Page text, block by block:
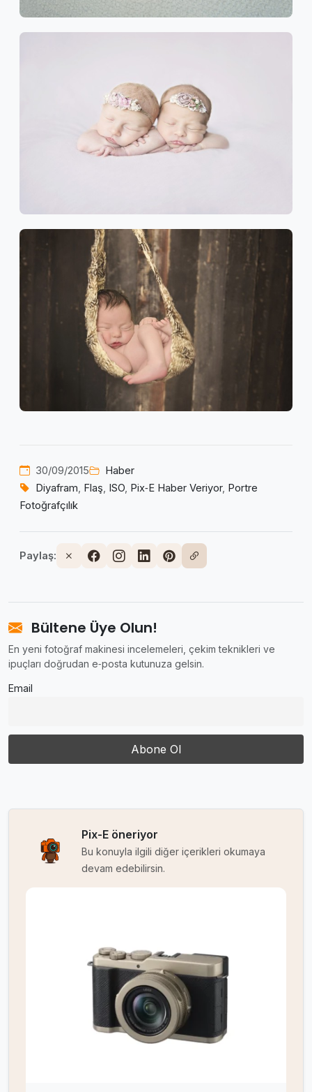
30/09/2015
Haber
Diyafram, Flaş, ISO, Pix‑E Haber Veriyor, Portre
Fotoğrafçılık
Paylaş:
Bültene Üye Olun!
En yeni fotoğraf makinesi incelemeleri, çekim teknikleri ve
ipuçları doğrudan e‑posta kutunuza gelsin.
Email
Pix-E öneriyor
Bu konuyla ilgili diğer içerikleri okumaya
devam edebilirsin.